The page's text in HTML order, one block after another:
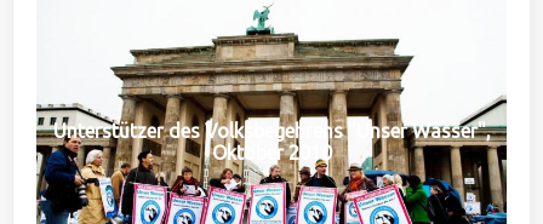
Unterstützer des Volksbegehrens "Unser Wasser",
Oktober 2010